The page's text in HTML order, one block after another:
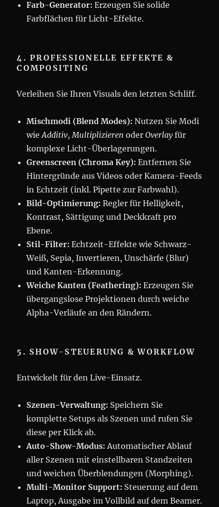
Farb-Generator: Erzeugen Sie solide
Farbflächen für Licht-Effekte.
4. PROFESSIONELLE EFFEKTE &
COMPOSITING
Verleihen Sie Ihren Visuals den letzten Schliff.
Mischmodi (Blend Modes): Nutzen Sie Modi
wieAdditiv,Multiplizieren oderOverlayfür
komplexe Licht-Überlagerungen.
Greenscreen (Chroma Key): Entfernen Sie
Hintergründe aus Videos oder Kamera-Feeds
in Echtzeit (inkl. Pipette zur Farbwahl).
Bild-Optimierung: Regler für Helligkeit,
Kontrast, Sättigung und Deckkraft pro
Ebene.
Stil-Filter: Echtzeit-Effekte wie Schwarz-
Weiß, Sepia, Invertieren, Unschärfe (Blur)
und Kanten-Erkennung.
Weiche Kanten (Feathering): Erzeugen Sie
übergangslose Projektionen durch weiche
Alpha-Verläufe an den Rändern.
5. SHOW-STEUERUNG & WORKFLOW
Entwickelt für den Live-Einsatz.
Szenen-Verwaltung: Speichern Sie
komplette Setups als Szenen und rufen Sie
diese per Klick ab.
Auto-Show-Modus: Automatischer Ablauf
aller Szenen mit einstellbaren Standzeiten
und weichen Überblendungen (Morphing).
Multi-Monitor Support: Steuerung auf dem
Laptop, Ausgabe im Vollbild auf dem Beamer.